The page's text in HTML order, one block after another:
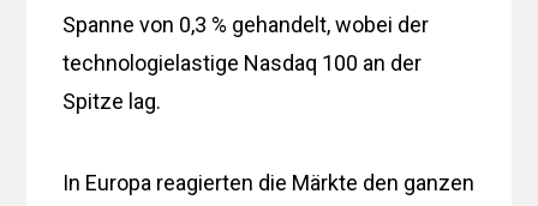
Spanne von 0,3 % gehandelt, wobei der
technologielastige Nasdaq 100 an der
Spitze lag.
In Europa reagierten die Märkte den ganzen